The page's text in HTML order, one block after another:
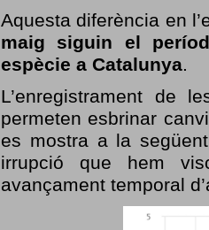
Aquesta diferència en
maig siguin el
espècie a Catalunya.
L’enregistrament de
permeten esbrinar
es mostra a la
irrupció que hem
avançament temporal